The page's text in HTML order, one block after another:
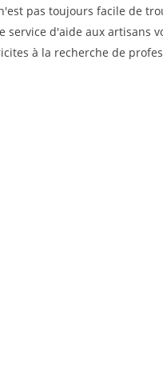
pas toujours facile de
d'aide aux artisans
à la recherche de